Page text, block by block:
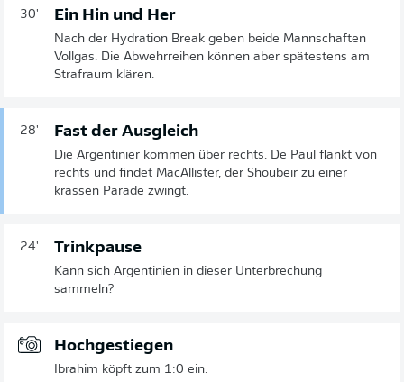
30' Ein Hin und Her
Nach der Hydration Break geben beide Mannschaften
Vollgas. Die Abwehrreihen können aber spätestens am
Strafraum klären.
28' Fast der Ausgleich
Die Argentinier kommen über rechts. De Paul flankt von
rechts und findet MacAllister, der Shoubeir zu einer
krassen Parade zwingt.
24' Trinkpause
Kann sich Argentinien in dieser Unterbrechung
sammeln?
Hochgestiegen
Ibrahim köpft zum 1:0 ein.